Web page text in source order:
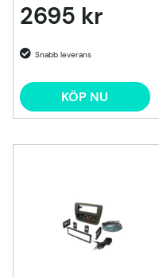
2695 kr
KÖP NU